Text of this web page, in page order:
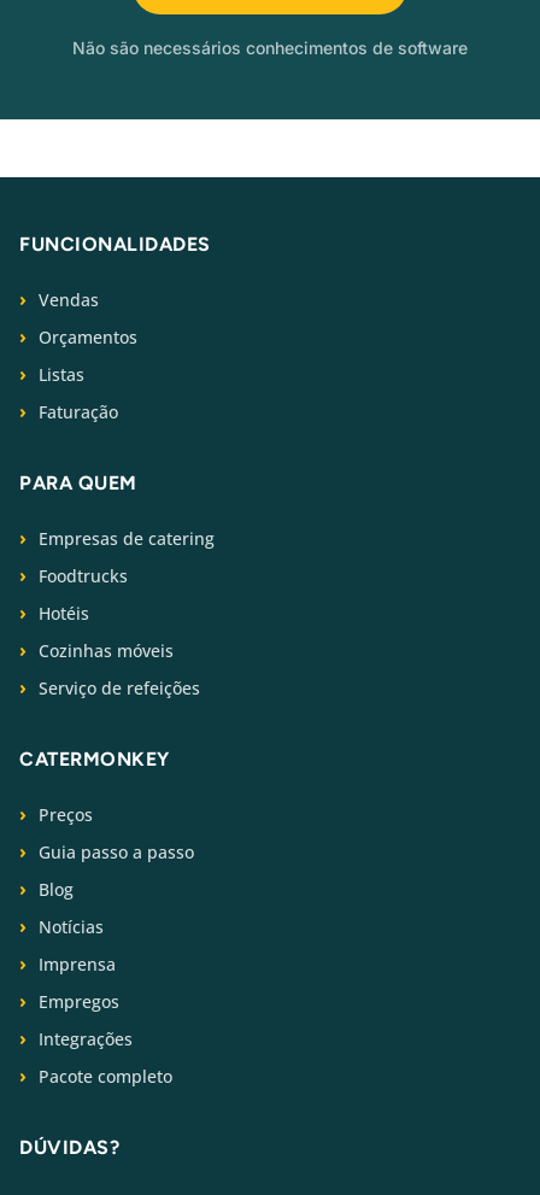
Não são necessários conhecimentos de software
FUNCIONALIDADES
Vendas
Orçamentos
Listas
Faturação
PARA QUEM
Empresas de catering
Foodtrucks
Hotéis
Cozinhas móveis
Serviço de refeições
CATERMONKEY
Preços
Guia passo a passo
Blog
Notícias
Imprensa
Empregos
Integrações
Pacote completo
DÚVIDAS?